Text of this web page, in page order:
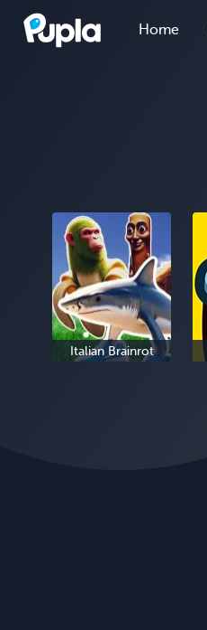
Home
Italian Brainrot